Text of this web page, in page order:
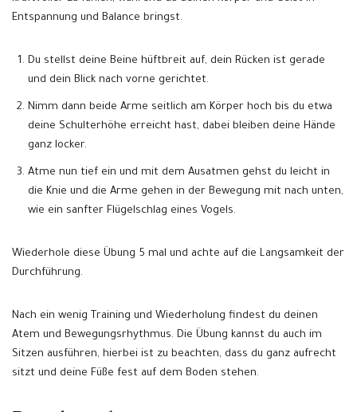
Entspannung und Balance bringst.
Du stellst deine Beine hüftbreit auf, dein Rücken ist gerade
und dein Blick nach vorne gerichtet.
Nimm dann beide Arme seitlich am Körper hoch bis du etwa
deine Schulterhöhe erreicht hast, dabei bleiben deine Hände
ganz locker.
Atme nun tief ein und mit dem Ausatmen gehst du leicht in
die Knie und die Arme gehen in der Bewegung mit nach unten,
wie ein sanfter Flügelschlag eines Vogels.
Wiederhole diese Übung 5 mal und achte auf die Langsamkeit der
Durchführung.
Nach ein wenig Training und Wiederholung findest du deinen
Atem und Bewegungsrhythmus. Die Übung kannst du auch im
Sitzen ausführen, hierbei ist zu beachten, dass du ganz aufrecht
sitzt und deine Füße fest auf dem Boden stehen.